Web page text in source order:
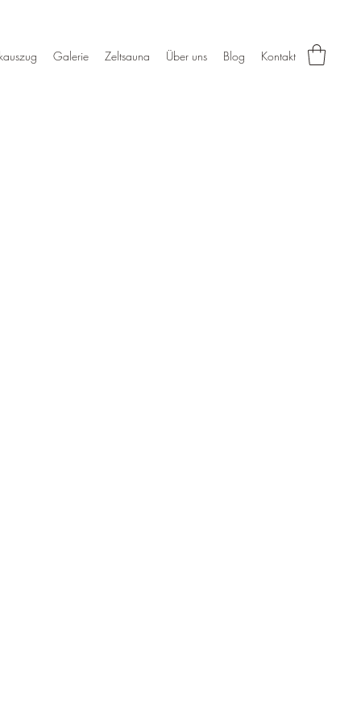
Galerie Zeltsauna Über uns Blog Kontakt